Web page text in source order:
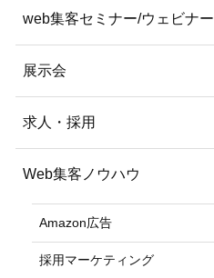
web集客セミナー/ウェビナー
展示会
求人・採用
Web集客ノウハウ
Amazon広告
採用マーケティング